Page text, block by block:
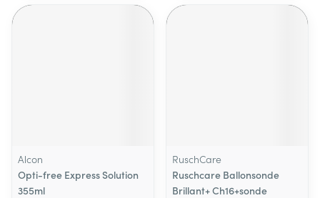
Alcon
Opti-free Express Solution
355ml
RuschCare
Ruschcare Ballonsonde
Brillant+ Ch16+sonde